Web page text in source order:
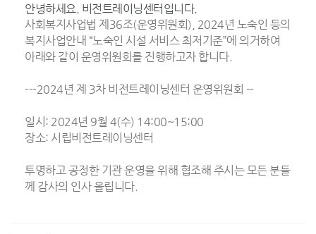
안녕하세요. 비전트레이닝센터입니다.
사회복지사업법 제36조(운영위원회), 2024년 노숙인 등의
복지사업안내 “노숙인 시설 서비스 최저기준”에 의거하여
아래와 같이 운영위원회를 진행하고자 합니다.
---2024년 제 3차 비전트레이닝센터 운영위원회 --
일시: 2024년 9월 4(수) 14:00~15:00
장소: 시립비전트레이닝센터
투명하고 공정한 기관 운영을 위해 협조해 주시는 모든 분들
께 감사의 인사 올립니다.